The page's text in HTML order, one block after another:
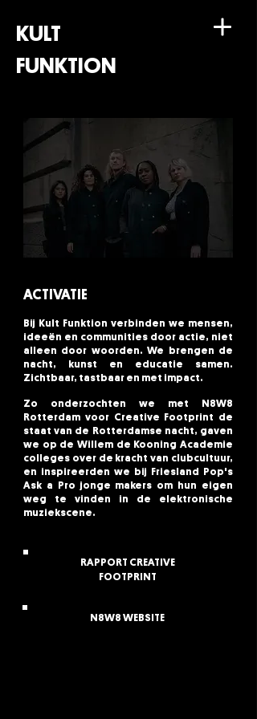
KULT
FUNKTION
ACTIVATIE
Bij Kult Funktion verbinden we mensen,
ideeën en communities door actie, niet
alleen door woorden. We brengen de
nacht, kunst en educatie samen.
Zichtbaar, tastbaar en met impact.
Zo onderzochten we met N8W8
Rotterdam voor Creative Footprint de
staat van de Rotterdamse nacht, gaven
we op de Willem de Kooning Academie
colleges over de kracht van clubcultuur,
en inspireerden we bij Friesland Pop's
Ask a Pro jonge makers om hun eigen
weg te vinden in de elektronische
muziekscene.
RAPPORT CREATIVE
FOOTPRINT
N8W8 WEBSITE